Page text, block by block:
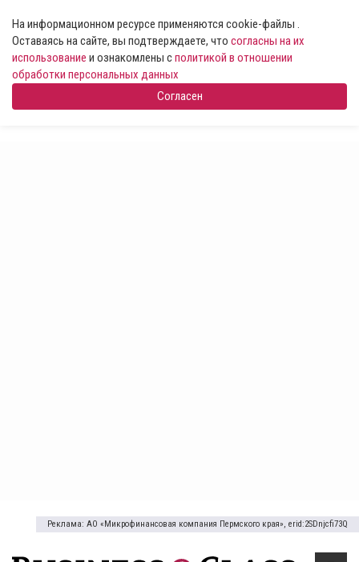
На информационном ресурсе применяются cookie-файлы .
Оставаясь на сайте, вы подтверждаете, что согласны на их
использование и ознакомлены сполитикой в отношении
обработки персональных данных
Согласен
Реклама: АО «Микрофинансовая компания Пермского края», erid:2SDnjcfi73Q